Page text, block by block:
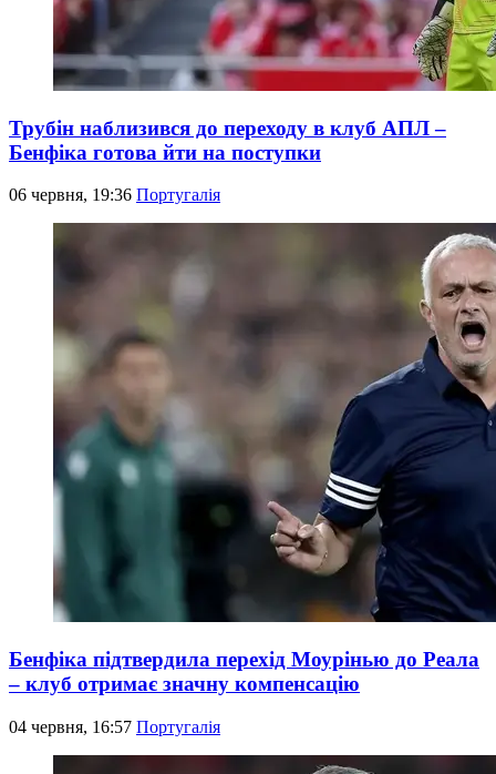
Трубін наблизився до переходу в клуб АПЛ –
Бенфіка готова йти на поступки
06 червня, 19:36 Португалія
Бенфіка підтвердила перехід Моурінью до Реала
– клуб отримає значну компенсацію
04 червня, 16:57 Португалія